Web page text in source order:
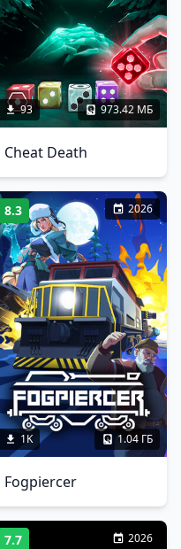
93 973.42 МБ
Cheat Death
8.3 2026
1K 1.04 ГБ
Fogpiercer
7.7 2026